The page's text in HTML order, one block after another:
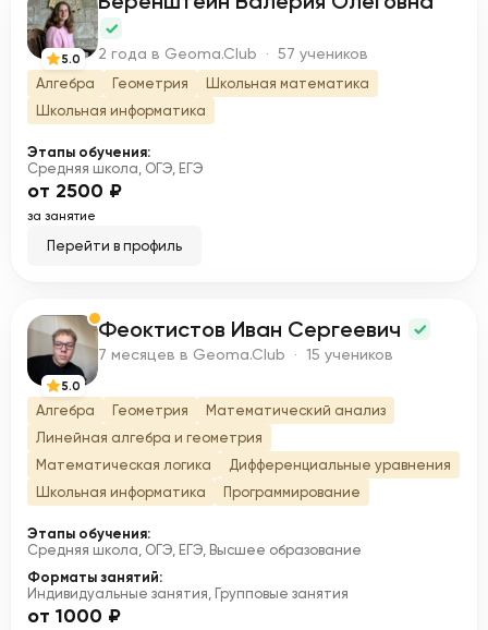
Б
5.0 2 года в Geoma.Club · 57 учеников
Алгебра Геометрия
Школьная математика
Школьная информатика
Этапы обучения:
Средняя школа, ОГЭ, ЕГЭ
от 2500 ₽
за занятие
Перейти в профиль
Ф
5.0
Феоктистов Иван Сергеевич
7 месяцев в Geoma.Club · 15 учеников
Алгебра Геометрия
Математический анализ
Линейная алгебра и геометрия
Математическая логика
Дифференциальные уравнения
Школьная информатика
Программирование
Этапы обучения:
Средняя школа, ОГЭ, ЕГЭ, Высшее образование
Форматы занятий:
Индивидуальные занятия, Групповые занятия
от 1000 ₽